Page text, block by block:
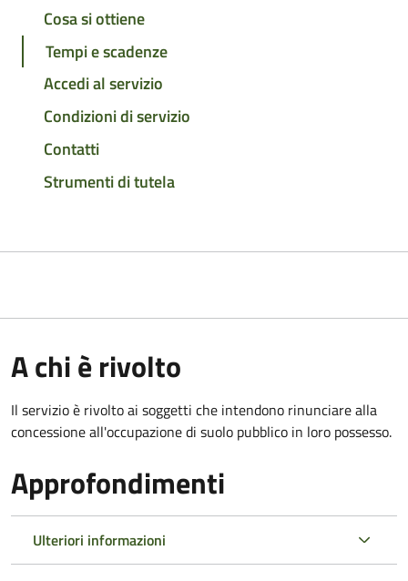
Cosa si ottiene
Tempi e scadenze
Accedi al servizio
Condizioni di servizio
Contatti
Strumenti di tutela
A chi è rivolto
Il servizio è rivolto ai soggetti che intendono rinunciare alla
concessione all'occupazione di suolo pubblico in loro possesso.
Approfondimenti
Ulteriori informazioni